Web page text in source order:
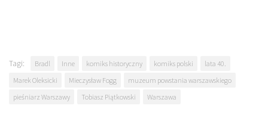
Tagi: Bradl Inne komiks historyczny komiks polski
lata 40.
Marek Oleksicki
Mieczysław Fogg
muzeum powstania warszawskiego
pieśniarz Warszawy
Tobiasz Piątkowski Warszawa